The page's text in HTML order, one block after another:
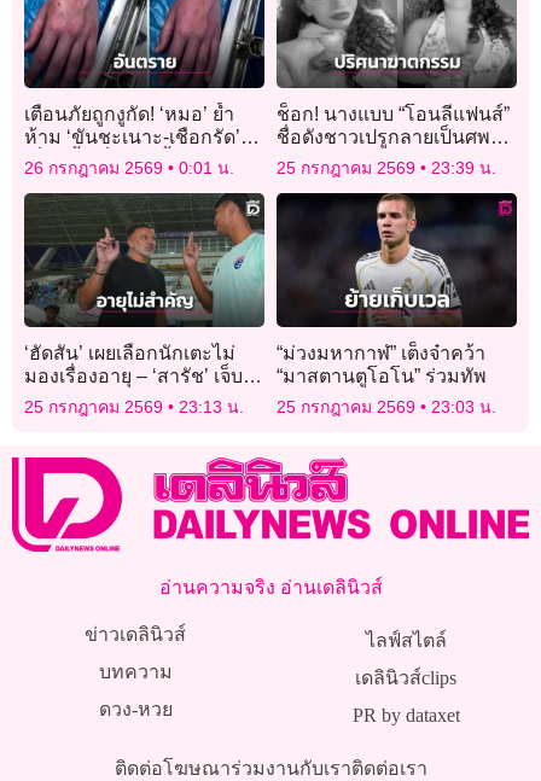
เตือนภัยถูกงูกัด! ‘หมอ’ ย้ำ
ห้าม ‘ขันชะเนาะ-เชือกรัด’
เสี่ยงเนื้อเยื่อตายขั้นสูญเสีย
26 กรกฎาคม 2569 0:01 น.
ช็อก! นางแบบ “โอนลีแฟนส์”
ชื่อดังชาวเปรูกลายเป็นศพ
คาดฝีมือลูกชายเจ้าของตึก
25 กรกฎาคม 2569 23:39 น.
‘ฮัดสัน’ เผยเลือกนักเตะไม่
มองเรื่องอายุ – ‘สารัช’ เจ็บ
ไม่มาก
25 กรกฎาคม 2569 23:13 น.
“ม่วงมหากาฬ” เต็งจ๋าคว้า
“มาสตานตูโอโน” ร่วมทัพ
25 กรกฎาคม 2569 23:03 น.
อ่านความจริง อ่านเดลินิวส์
ข่าวเดลินิวส์
บทความ
ดวง-หวย
ไลฟ์สไตล์
เดลินิวส์clips
PR by dataxet
ติดต่อโฆษณาร่วมงานกับเราติดต่อเรา